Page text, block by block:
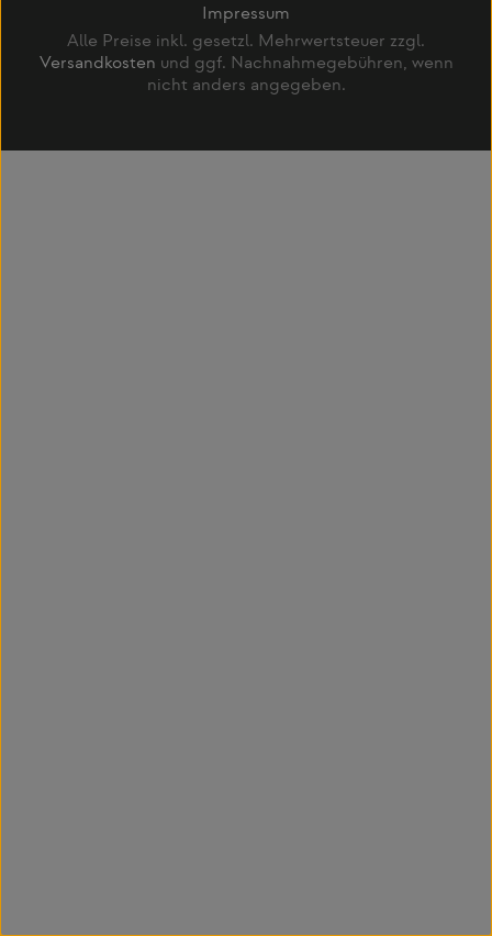
Impressum
Alle Preise inkl. gesetzl. Mehrwertsteuer zzgl.
Versandkosten und ggf. Nachnahmegebühren, wenn
nicht anders angegeben.